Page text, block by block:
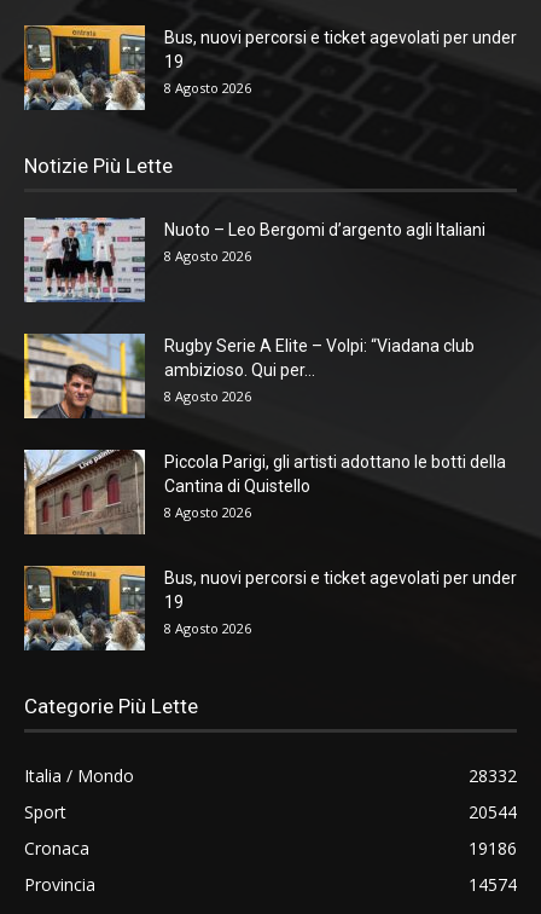
Bus, nuovi percorsi e ticket agevolati per under
19
8 Agosto 2026
Notizie Più Lette
Nuoto – Leo Bergomi d’argento agli Italiani
8 Agosto 2026
Rugby Serie A Elite – Volpi: “Viadana club
ambizioso. Qui per...
8 Agosto 2026
Piccola Parigi, gli artisti adottano le botti della
Cantina di Quistello
8 Agosto 2026
Bus, nuovi percorsi e ticket agevolati per under
19
8 Agosto 2026
Categorie Più Lette
Italia / Mondo
28332
Sport
20544
Cronaca
19186
Provincia
14574